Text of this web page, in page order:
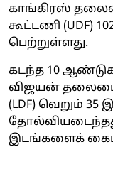
காங்கிரஸ்
கூட்டணி (UDF)
பெற்றுள்ளது.
கடந்த 10
விஜயன்
(LDF) வெறும்
இடங்களைக்